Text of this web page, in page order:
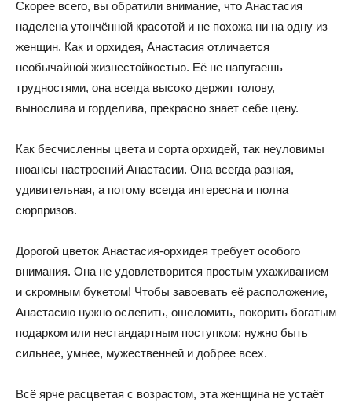
Скорее всего, вы обратили внимание, что Анастасия
наделена утончённой красотой и не похожа ни на одну из
женщин. Как и орхидея, Анастасия отличается
необычайной жизнестойкостью. Её не напугаешь
трудностями, она всегда высоко держит голову,
вынослива и горделива, прекрасно знает себе цену.
Как бесчисленны цвета и сорта орхидей, так неуловимы
нюансы настроений Анастасии. Она всегда разная,
удивительная, а потому всегда интересна и полна
сюрпризов.
Дорогой цветок Анастасия-орхидея требует особого
внимания. Она не удовлетворится простым ухаживанием
и скромным букетом! Чтобы завоевать её расположение,
Анастасию нужно ослепить, ошеломить, покорить богатым
подарком или нестандартным поступком; нужно быть
сильнее, умнее, мужественней и добрее всех.
Всё ярче расцветая с возрастом, эта женщина не устаёт